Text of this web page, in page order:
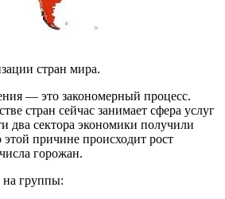
стран мира.
— это закономерный процесс.
стран сейчас занимает сфера услуг
два сектора экономики получили
этой причине происходит рост
горожан.
на группы: